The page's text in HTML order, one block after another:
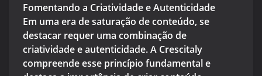
Fomentando a Criatividade e Autenticidade
Em uma era de saturação de conteúdo, se
destacar requer uma combinação de
criatividade e autenticidade. A Crescitaly
compreende esse princípio fundamental e